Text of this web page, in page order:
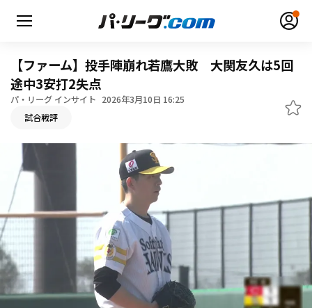
HOME
日程・結果
順位表･成績
1軍公式戦
選手名鑑
【ファーム】投手陣崩れ若鷹大敗 大関友久は5回
途中3安打2失点
パ・リーグ インサイト 2026年3月10日 16:25
試合戦評